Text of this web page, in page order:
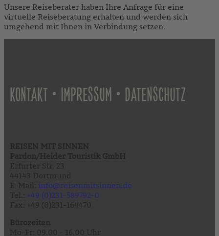
Unsere Reiseberater haben Ihre Anfrage für eine
virtuelle Reiseberatung erhalten und werden sich
umgehend mit Ihnen in Verbindung setzen.
KONTAKT • IMPRESSUM • DATENSCHUTZ
info@reisenmitsinnen.de
+49 (0)231-589792-0